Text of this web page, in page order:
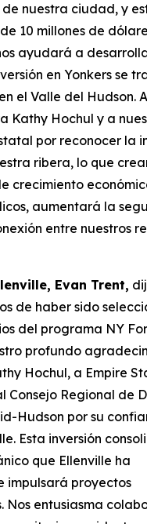
nuestra ciudad, y
10 millones de
ayudará a
en Yonkers se
el Valle del Hudson.
Kathy Hochul y a
por reconocer la
ribera, lo que
crecimiento
aumentará la
entre nuestros
Evan Trent,
de haber sido
del programa NY
profundo
Hochul, a Empire
Consejo Regional de
Hudson por su
Esta inversión
que Ellenville ha
impulsará proyectos
Nos entusiasma